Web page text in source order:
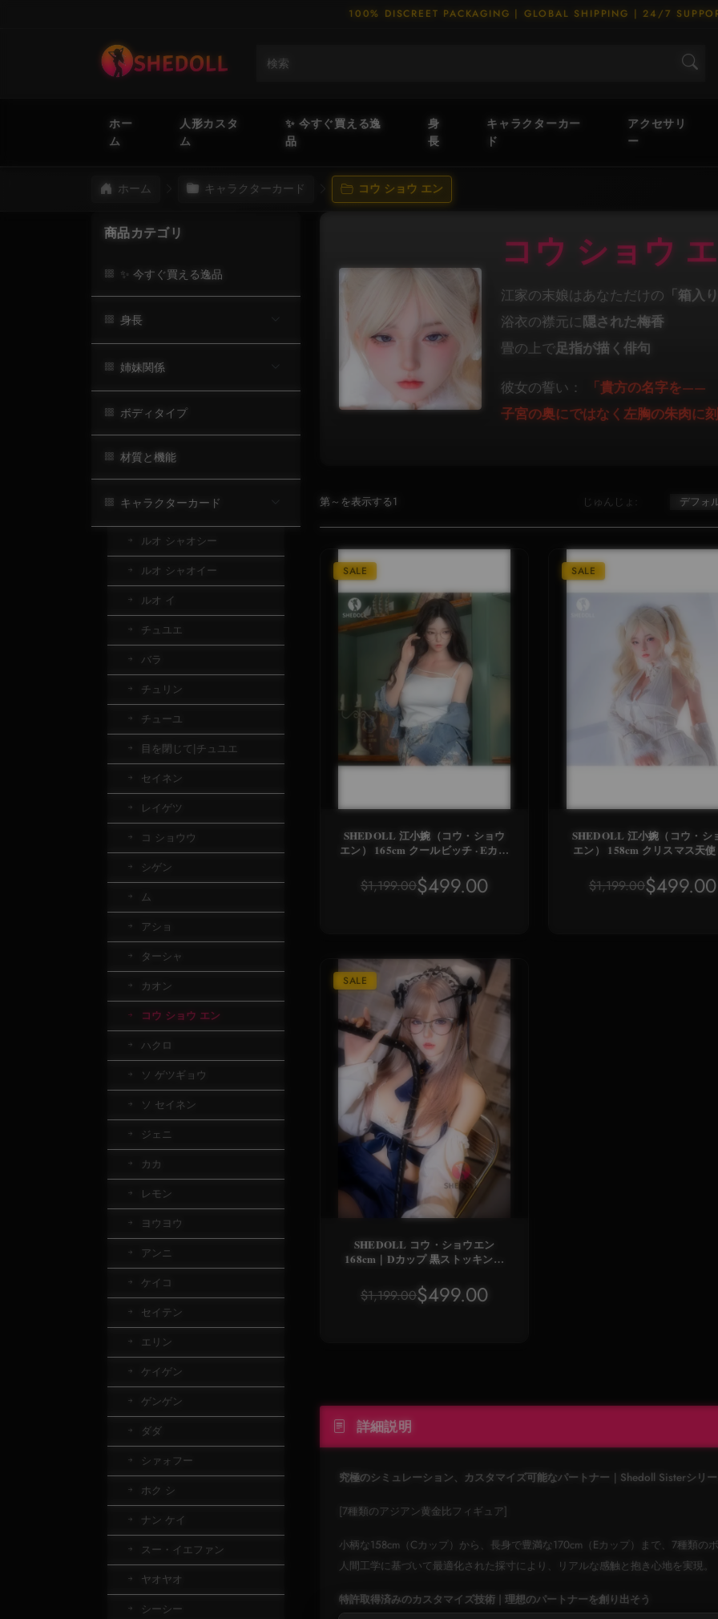
100% DISCREET PACKAGING | GLOBAL SHIPPING | 24/7
ホー
ム
人形カスタ
ム
✨ 今すぐ買える逸
品
身
長
キャラクターカー
ド
アクセサリ
ー
ホーム キャラクターカード コウ ショウ エン
商品カテゴリ
✨ 今すぐ買える逸品
身長
姉妹関係
ボディタイプ
材質と機能
キャラクターカード
ルオ シャオシー
ルオ シャオイー
ルオ イ
チュユエ
バラ
チュリン
チューユ
目を閉じて|チュユエ
セイネン
レイゲツ
コ ショウウ
シゲン
ム
アショ
ターシャ
カオン
コウ ショウ エン
ハクロ
ソ ゲツギョウ
ソ セイネン
ジェニ
カカ
レモン
ヨウヨウ
アンニ
ケイコ
セイテン
エリン
ケイゲン
ゲンゲン
ダダ
シァォフー
ホク シ
ナン ケイ
スー・イエファン
ヤオヤオ
シーシー
コウ ショウ
江家の末娘はあなただけの 「箱入
浴衣の襟元に隠された梅香
畳の上で足指が描く俳句
彼女の誓い：
「貴方の名字を——
子宮の奥にではなく左胸の朱肉に刻
第～を表示する1 じゅんじょ:
SALE
SHEDOLL 江小婉（コウ・ショウ
エン） 165cm クールビッチ · Eカッ
シチュエーションセット
$1,199.00$499.00
SALE
SHEDOLL 江小婉（コウ・シ
エン） 158cm クリスマス天使
ィ · 純欲系同棲ドール
$1,199.00$499.00
SALE
SHEDOLL コウ・ショウエン
168cm｜Dカップ 黒ストッキング
巨乳スリム｜動眼カスタム｜ニト
ムゲ単身向け極上ドール
$1,199.00$499.00
詳細説明
究極のシミュレーション、カスタマイズ可能なパートナー｜Shedoll Sisterシリ
[7種類のアジアン黄金比フィギュア]
小柄な158cm（Cカップ）から、長身で豊満な170cm（Eカップ）まで、7種類の
人間工学に基づいて最適化された採寸により、リアルな感触と抱き心地を実現。
特許取得済みのカスタマイズ技術 | 理想のパートナーを創り出そう